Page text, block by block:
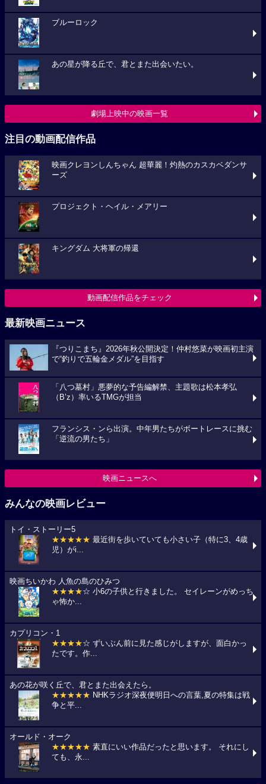
ブルーロック
あの星が降る丘で、君とまた出会いたい。
劇場上映中の映画一覧
注目の動画配信作品
映画クレヨンしんちゃん 超華麗！灼熱のカスカベダンサ
ーズ
プロジェクト・ヘイル・メアリー
キングダム 大将軍の帰還
動画配信作品をチェック
最新映画ニュース
『つりこまち』2026年秋公開決定！仲村悠菜が映画初主演
で“釣りで五輪金メダル”を目指す
「八つ墓村」悪夢的な予告編解禁、主題歌は松本孝弘
（B’z）率いるTMGが担当
フランシス・ンら出演。中年男たちがボートレースに挑む
「逆流の男たち」
映画ニュースへ
みんなの映画レビュー
トイ・ストーリー5
★★★★★ 最近街を歩いていても小さい子（特に3、4歳
児）がi...
映画ちいかわ 人魚の島のひみつ
★★★★☆ 小6の子供と行きました。 セイレーンがめっち
ゃ怖か...
カプリコン・1
★★★★☆ ずいぶん前に見た感じがしますが、面白かっ
たです。作...
あの花が咲く丘で、君とまた出会えたら。
★★★★★ NHKラジオ深夜便明日への言葉,夏の特集は戦
争と平...
オールド・オーク
★★★★★ 素直にいい作品だったと思います。 それにし
ても、永...